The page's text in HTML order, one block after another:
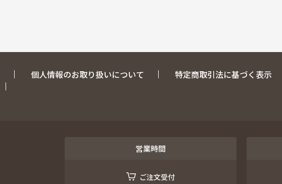
個人情報のお取り扱いについて
特定商取引法に基づく表示
営業時間
ご注文受付